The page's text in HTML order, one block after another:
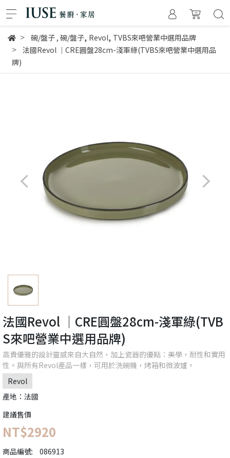
碗/盤子, 碗/盤子, Revol, TVBS來吧營業中選用品牌
法國Revol │CRE圓盤28cm-淺軍綠(TVBS來吧營業中選用品
牌)
法國Revol │CRE圓盤28cm-淺軍綠(TVB
S來吧營業中選用品牌)
高貴優雅的設計靈感來自大自然，加上瓷器的優點：美學，耐性和實用
性。與所有Revol產品一樣，可用於洗碗機，烤箱和微波爐。
Revol
產地：法國
建議售價
NT$2920
商品編號: 086913